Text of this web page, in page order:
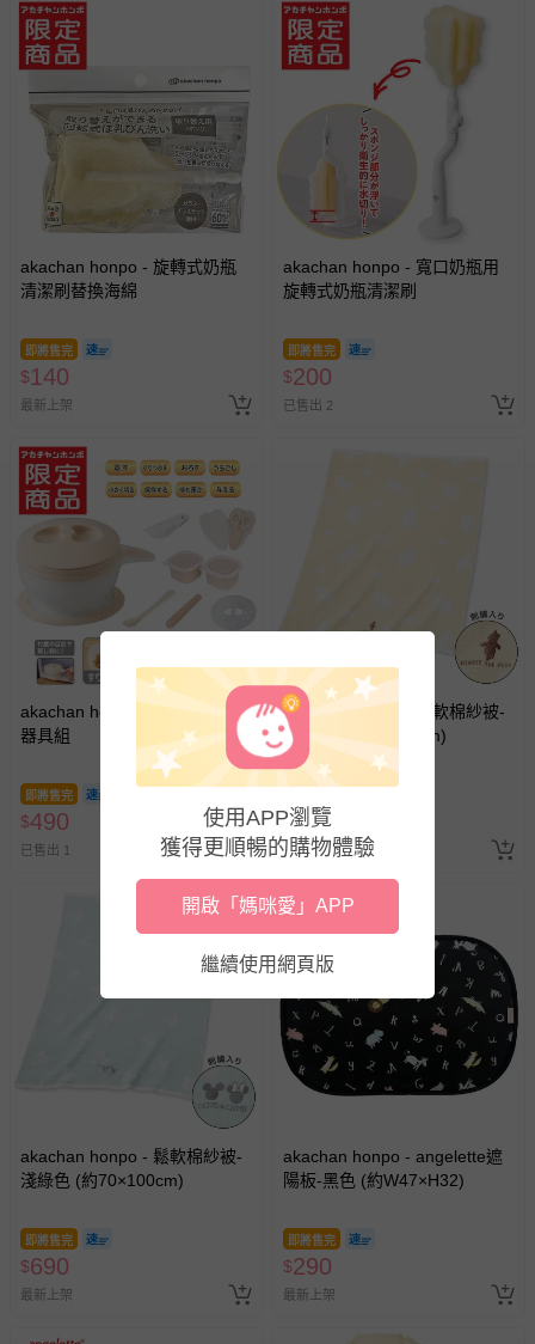
akachan honpo - 旋轉式奶瓶
清潔刷替換海綿
即將售完
$140
最新上架
akachan honpo - 寬口奶瓶用
旋轉式奶瓶清潔刷
即將售完
$200
已售出 2
akachan honpo - 副食品調理
器具組
即將售完
$490
已售出 1
akachan honpo - 鬆軟棉紗被-
奶油色 (約70×100cm)
$690
最新上架
akachan honpo - 鬆軟棉紗被-
淺綠色 (約70×100cm)
即將售完
$690
最新上架
akachan honpo - angelette遮
陽板-黑色 (約W47×H32)
即將售完
$290
最新上架
使用APP瀏覽
獲得更順暢的購物體驗
開啟「媽咪愛」APP
繼續使用網頁版